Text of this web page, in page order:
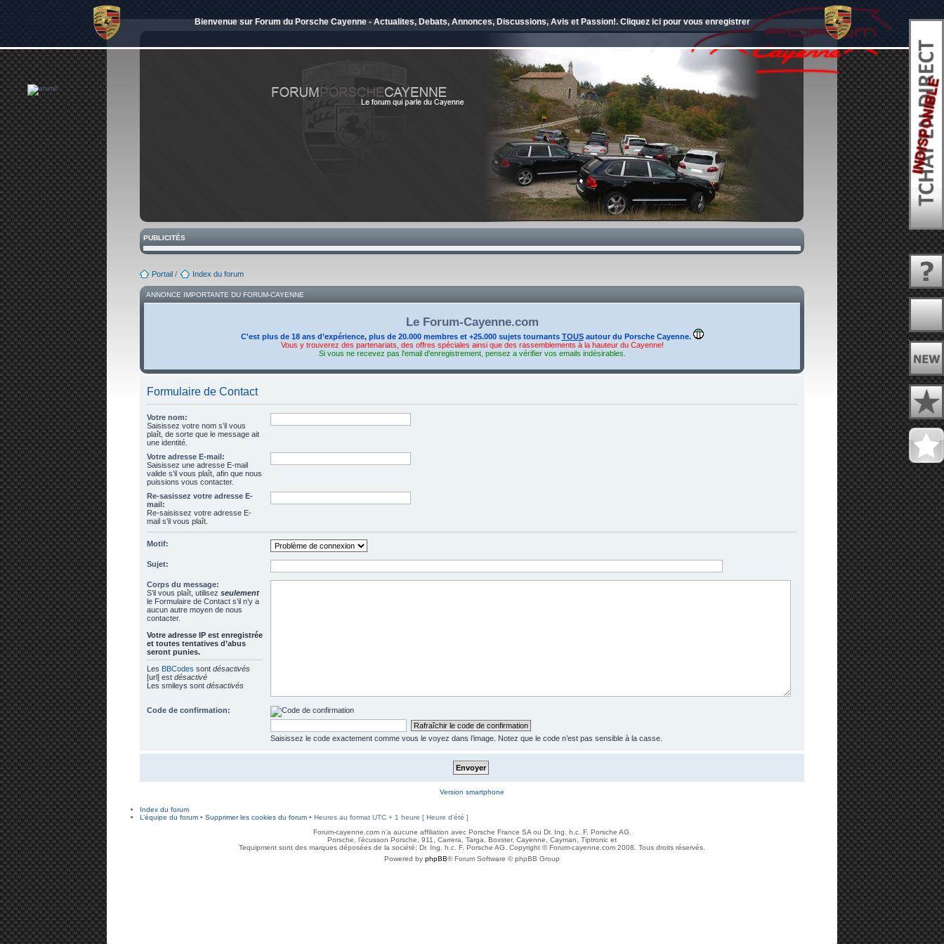
Bienvenue sur Forum du Porsche Cayenne - Actualites, Debats, Annonces, Discussions, Avis et Passion!. Cliquez ici pour vous enregistrer
PUBLICITÉS
Portail / Index du forum
ANNONCE IMPORTANTE DU FORUM-CAYENNE
Le Forum-Cayenne.com
C'est plus de 18 ans d’expérience, plus de 20.000 membres et +25.000 sujets tournants TOUSautour du Porsche Cayenne.
Vous y trouverez des partenariats, des offres spéciales ainsi que des rassemblements à la hauteur du Cayenne!
Si vous ne recevez pas l'email d'enregistrement, pensez a vérifier vos emails indésirables.
Formulaire de Contact
Votre nom:
Saisissez votre nom s’il vous
plaît, de sorte que le message ait
une identité.
Votre adresse E-mail:
Saisissez une adresse E-mail
valide s’il vous plaît, afin que nous
puissions vous contacter.
Re-sasissez votre adresse E-
mail:
Re-saisissez votre adresse E-
mail s’il vous plaît.
Motif:
Sujet:
Corps du message:
S’il vous plaît, utilisez seulement
le Formulaire de Contact s’il n’y a
aucun autre moyen de nous
contacter.
Votre adresse ΙΡ est enregistrée
et toutes tentatives d’abus
seront punies.
Les BBCodes sont désactivés
[url] est désactivé
Les smileys sont désactivés
Code de confirmation:
Saisissez le code exactement comme vous le voyez dans l’image. Notez que le code n’est pas sensible à la casse.
Version smartphone
Index du forum
L’équipe du forum • Supprimer les cookies du forum • Heures au format UTC + 1 heure [ Heure d’été ]
Forum-cayenne.com n’a aucune affiliation avec Porsche France SA ou Dr. Ing. h.c. F. Porsche AG.
Porsche, l’écusson Porsche, 911, Carrera, Targa, Boxster, Cayenne, Cayman, Tiptronic et
Tequipment sont des marques déposées de la société; Dr. Ing. h.c. F. Porsche AG. Copyright © Forum-cayenne.com 2008. Tous droits réservés.
Powered by phpBB® Forum Software © phpBB Group